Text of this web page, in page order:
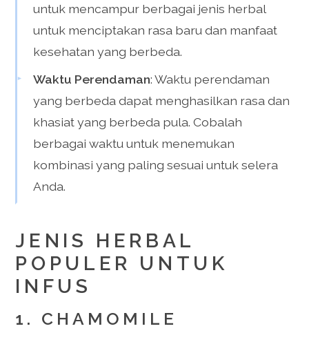
untuk mencampur berbagai jenis herbal
untuk menciptakan rasa baru dan manfaat
kesehatan yang berbeda.
Waktu Perendaman: Waktu perendaman
yang berbeda dapat menghasilkan rasa dan
khasiat yang berbeda pula. Cobalah
berbagai waktu untuk menemukan
kombinasi yang paling sesuai untuk selera
Anda.
JENIS HERBAL
POPULER UNTUK
INFUS
1. CHAMOMILE